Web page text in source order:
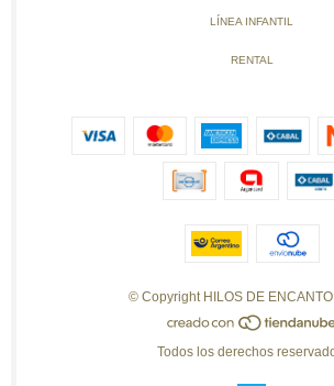
LÍNEA INFANTIL
RENTAL
© Copyright HILOS DE
Todos los derechos